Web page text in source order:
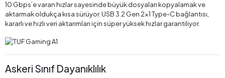
10 Gbps’e varan hızlar sayesinde büyük dosyaları kopyalamak ve
aktarmak oldukça kısa sürüyor. USB 3.2 Gen 2x1 Type-C bağlantısı,
kararlı ve hızlı veri aktarımları için süper yüksek hızlar garantiliyor.
Askeri Sınıf Dayanıklılık